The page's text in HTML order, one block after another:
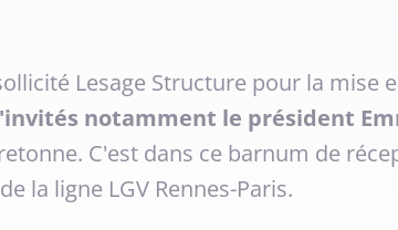
Lesage Structure pour la mise
notamment le président
C'est dans ce barnum de
la ligne LGV Rennes-Paris.